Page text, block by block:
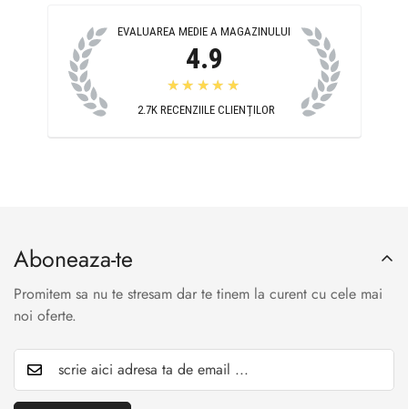
EVALUAREA MEDIE A MAGAZINULUI
4.9
★★★★★
2.7K RECENZIILE CLIENȚILOR
Aboneaza-te
Promitem sa nu te stresam dar te tinem la curent cu cele mai
noi oferte.